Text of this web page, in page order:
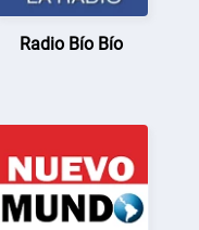
Radio Bío Bío